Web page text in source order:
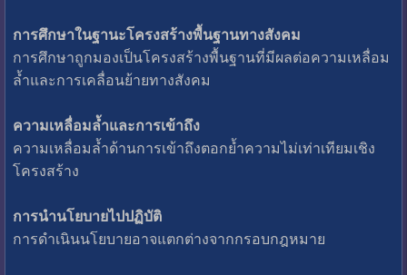
การศึกษาในฐานะโครงสร้างพื้นฐานทางสังคม
การศึกษาถูกมองเป็นโครงสร้างพื้นฐานที่มีผลต่อความเหลื่อม
ล้ำและการเคลื่อนย้ายทางสังคม
ความเหลื่อมล้ำและการเข้าถึง
ความเหลื่อมล้ำด้านการเข้าถึงตอกย้ำความไม่เท่าเทียมเชิง
โครงสร้าง
การนำนโยบายไปปฏิบัติ
การดำเนินนโยบายอาจแตกต่างจากกรอบกฎหมาย